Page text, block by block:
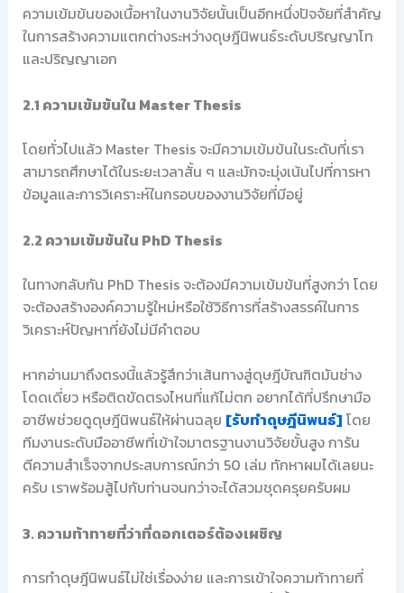
ความเข้มข้นของเนื้อหาในงานวิจัยนั้นเป็นอีกหนึ่งปัจจัยที่สำคัญ
ในการสร้างความแตกต่างระหว่างดุษฎีนิพนธ์ระดับปริญญาโท
และปริญญาเอก
2.1 ความเข้มข้นใน Master Thesis
โดยทั่วไปแล้ว Master Thesis จะมีความเข้มข้นในระดับที่เรา
สามารถศึกษาได้ในระยะเวลาสั้น ๆ และมักจะมุ่งเน้นไปที่การหา
ข้อมูลและการวิเคราะห์ในกรอบของงานวิจัยที่มีอยู่
2.2 ความเข้มข้นใน PhD Thesis
ในทางกลับกัน PhD Thesis จะต้องมีความเข้มข้นที่สูงกว่า โดย
จะต้องสร้างองค์ความรู้ใหม่หรือใช้วิธีการที่สร้างสรรค์ในการ
วิเคราะห์ปัญหาที่ยังไม่มีคำตอบ
หากอ่านมาถึงตรงนี้แล้วรู้สึกว่าเส้นทางสู่ดุษฎีบัณฑิตมันช่าง
โดดเดี่ยว หรือติดขัดตรงไหนที่แก้ไม่ตก อยากได้ที่ปรึกษามือ
อาชีพช่วยดูดุษฎีนิพนธ์ให้ผ่านฉลุย [รับทำดุษฎีนิพนธ์] โดย
ทีมงานระดับมืออาชีพที่เข้าใจมาตรฐานงานวิจัยขั้นสูง การัน
ตีความสำเร็จจากประสบการณ์กว่า 50 เล่ม ทักหาผมได้เลยนะ
ครับ เราพร้อมสู้ไปกับท่านจนกว่าจะได้สวมชุดครุยครับผม
3. ความท้าทายที่ว่าที่ดอกเตอร์ต้องเผชิญ
การทำดุษฎีนิพนธ์ไม่ใช่เรื่องง่าย และการเข้าใจความท้าทายที่